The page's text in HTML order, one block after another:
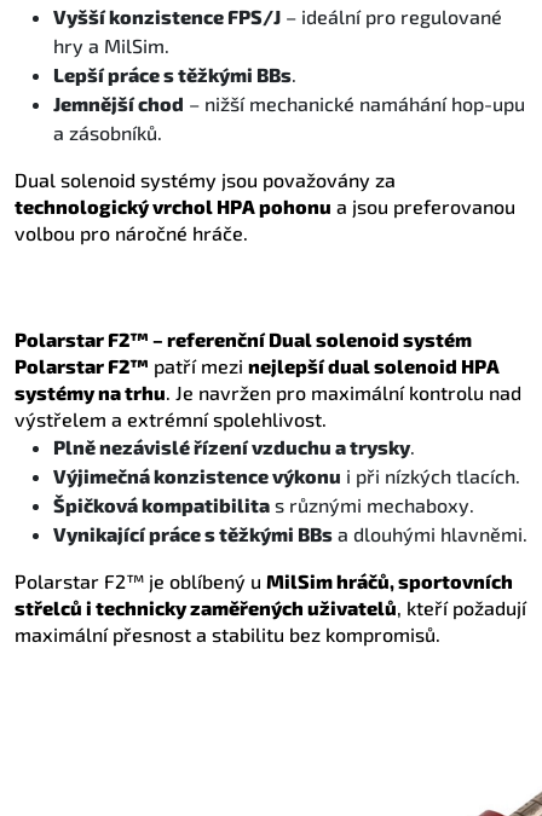
Vyšší konzistence FPS/J – ideální pro regulované
hry a MilSim.
Lepší práce s těžkými BBs.
Jemnější chod – nižší mechanické namáhání hop-upu
a zásobníků.
Dual solenoid systémy jsou považovány za
technologický vrchol HPA pohonu a jsou preferovanou
volbou pro náročné hráče.
Polarstar F2™ – referenční Dual solenoid systém
Polarstar F2™ patří mezi nejlepší dual solenoid HPA
systémy na trhu. Je navržen pro maximální kontrolu nad
výstřelem a extrémní spolehlivost.
Plně nezávislé řízení vzduchu a trysky.
Výjimečná konzistence výkonu i při nízkých tlacích.
Špičková kompatibilita s různými mechaboxy.
Vynikající práce s těžkými BBs a dlouhými hlavněmi.
Polarstar F2™ je oblíbený u MilSim hráčů, sportovních
střelců i technicky zaměřených uživatelů, kteří požadují
maximální přesnost a stabilitu bez kompromisů.